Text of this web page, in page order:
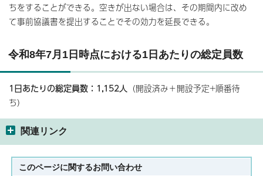
ちをすることができる。空きが出ない場合は、その期間内に改め
て事前協議書を提出することでその効力を延長できる。
令和8年7月1日時点における1日あたりの総定員数
1日あたりの総定員数：1,152人 （開設済み＋開設予定+順番待
ち）
関連リンク
このページに関するお問い合わせ